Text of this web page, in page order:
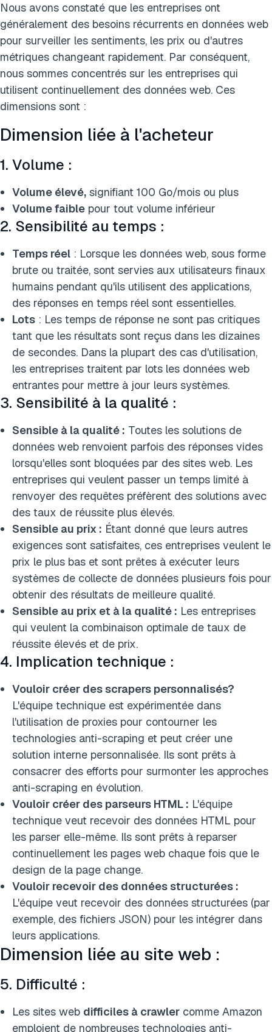
Nous avons constaté que les entreprises ont
généralement des besoins récurrents en données web
pour surveiller les sentiments, les prix ou d'autres
métriques changeant rapidement. Par conséquent,
nous sommes concentrés sur les entreprises qui
utilisent continuellement des données web. Ces
dimensions sont :
Dimension liée à l'acheteur
1. Volume :
Volume élevé, signifiant 100 Go/mois ou plus
Volume faible pour tout volume inférieur
2. Sensibilité au temps :
Temps réel : Lorsque les données web, sous forme
brute ou traitée, sont servies aux utilisateurs finaux
humains pendant qu'ils utilisent des applications,
des réponses en temps réel sont essentielles.
Lots : Les temps de réponse ne sont pas critiques
tant que les résultats sont reçus dans les dizaines
de secondes. Dans la plupart des cas d'utilisation,
les entreprises traitent par lots les données web
entrantes pour mettre à jour leurs systèmes.
3. Sensibilité à la qualité :
Sensible à la qualité : Toutes les solutions de
données web renvoient parfois des réponses vides
lorsqu'elles sont bloquées par des sites web. Les
entreprises qui veulent passer un temps limité à
renvoyer des requêtes préfèrent des solutions avec
des taux de réussite plus élevés.
Sensible au prix : Étant donné que leurs autres
exigences sont satisfaites, ces entreprises veulent le
prix le plus bas et sont prêtes à exécuter leurs
systèmes de collecte de données plusieurs fois pour
obtenir des résultats de meilleure qualité.
Sensible au prix et à la qualité : Les entreprises
qui veulent la combinaison optimale de taux de
réussite élevés et de prix.
4. Implication technique :
Vouloir créer des scrapers personnalisés?
L'équipe technique est expérimentée dans
l'utilisation de proxies pour contourner les
technologies anti-scraping et peut créer une
solution interne personnalisée. Ils sont prêts à
consacrer des efforts pour surmonter les approches
anti-scraping en évolution.
Vouloir créer des parseurs HTML : L'équipe
technique veut recevoir des données HTML pour
les parser elle-même. Ils sont prêts à reparser
continuellement les pages web chaque fois que le
design de la page change.
Vouloir recevoir des données structurées :
L'équipe veut recevoir des données structurées (par
exemple, des fichiers JSON) pour les intégrer dans
leurs applications.
Dimension liée au site web :
5. Difficulté :
Les sites web difficiles à crawler comme Amazon
emploient de nombreuses technologies anti-